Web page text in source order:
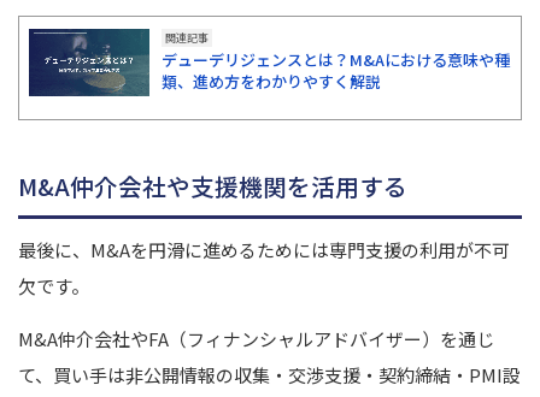
関連記事
デューデリジェンスとは？M&Aにおける意味や種
類、進め方をわかりやすく解説
M&A仲介会社や支援機関を活用する
最後に、M&Aを円滑に進めるためには専門支援の利用が不可
欠です。
M&A仲介会社やFA（フィナンシャルアドバイザー）を通じ
て、買い手は非公開情報の収集・交渉支援・契約締結・PMI設